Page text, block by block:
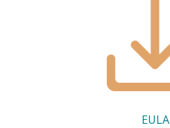
EULA